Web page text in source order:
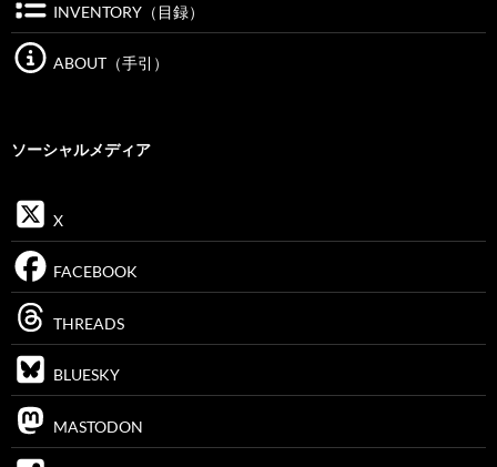
INVENTORY（目録）
ABOUT（手引）
ソーシャルメディア
X
FACEBOOK
THREADS
BLUESKY
MASTODON